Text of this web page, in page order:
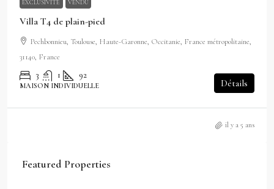
EXCLUSIVITÉ VENDU
Villa T4 de plain-pied
Pechbonnieu, Toulouse, Haute-Garonne, Occitanie, France métropolitaine,
31140, France
3 1 92
MAISON INDIVIDUELLE Détails
il y a 5 ans
Featured Properties